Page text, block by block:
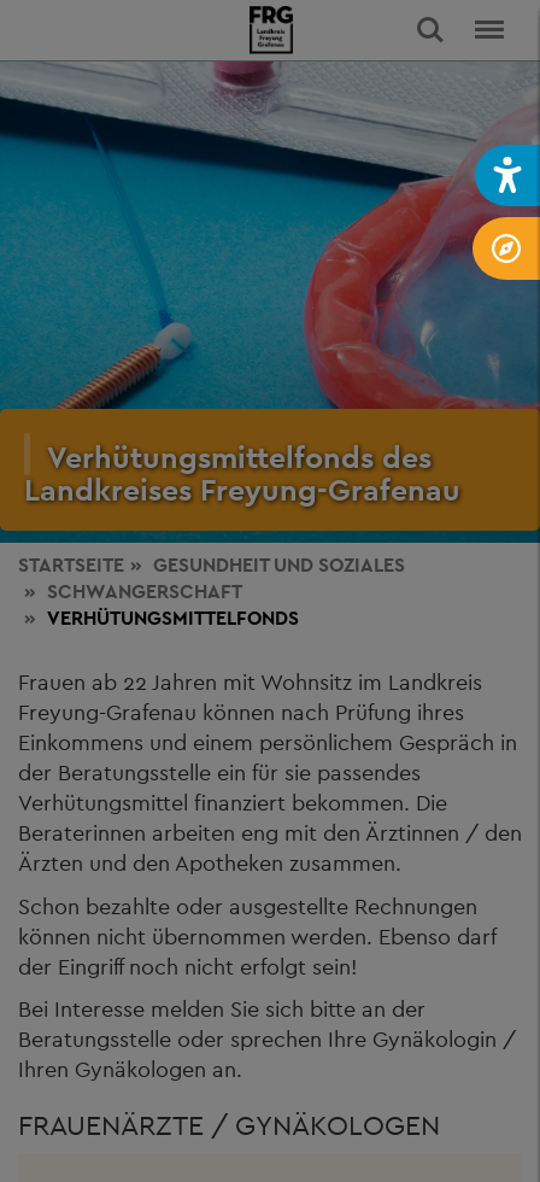
Verhütungsmittelfonds des
Landkreises Freyung-Grafenau
STARTSEITE GESUNDHEITUND SOZIALES
SCHWANGERSCHAFT
VERHÜTUNGSMITTELFONDS
Frauen ab 22 Jahren mit Wohnsitz im Landkreis
Freyung-Grafenau können nach Prüfung ihres
Einkommens und einem persönlichem Gespräch in
der Beratungsstelle ein für sie passendes
Verhütungsmittel finanziert bekommen. Die
Beraterinnen arbeiten eng mit den Ärztinnen / den
Ärzten und den Apotheken zusammen.
Schon bezahlte oder ausgestellte Rechnungen
können nicht übernommen werden. Ebenso darf
der Eingriff noch nicht erfolgt sein!
Bei Interesse melden Sie sich bitte an der
Beratungsstelle oder sprechen Ihre Gynäkologin /
Ihren Gynäkologen an.
FRAUENÄRZTE / GYNÄKOLOGEN